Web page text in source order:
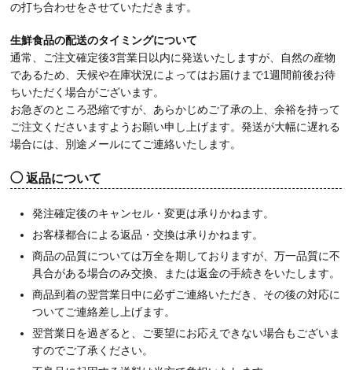
の打ち合わせをさせていただきます。
生鮮食品の配送のタイミングについて
通常、ご注文確定後3営業日以内に発送いたしますが、自然の産物
であるため、天候や在庫状況によってはお届けまで1週間前後お待
ちいただく場合がございます。
お急ぎのところ恐縮ですが、あらかじめご了承の上、余裕を持って
ご注文くださいますようお願い申し上げます。発送が大幅に遅れる
場合には、別途メールにてご連絡いたします。
返品について
発注確定後のキャンセル・変更は承りかねます。
お客様都合による返品・交換は承りかねます。
商品の品質については万全を期しておりますが、万一品質に不
具合がある場合のみ交換、または返金の手続きをいたします。
商品到着の翌営業日中に必ずご連絡いただき、その後の対応に
ついてご連絡差し上げます。
翌営業日を過ぎると、ご要望にお応えできない場合もございま
すのでご了承ください。